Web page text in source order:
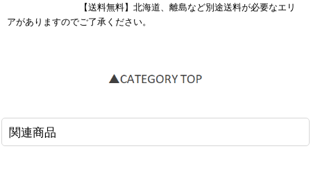
【送料無料】北海道、離島など別途送料が必要なエリ
アがありますのでご了承ください。
関連商品